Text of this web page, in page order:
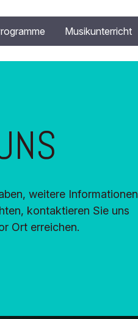
Musikunterricht
weitere Informationen
kontaktieren Sie uns
Ort erreichen.